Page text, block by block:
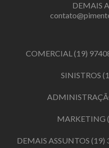
DEMAIS
COMERCIAL(19)
SINISTROS
MARKETING
DEMAIS ASSUNTOS (19)